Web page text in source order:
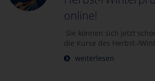
online!
Sie können sich jetzt
die Kurse des Herbst-/
weiterlesen